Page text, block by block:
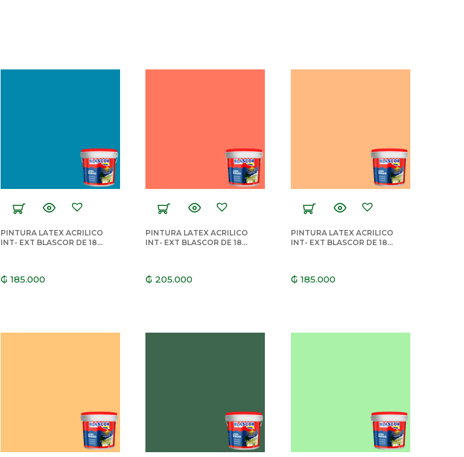
PINTURA LATEX ACRILICO
INT- EXT BLASCOR DE 18
₲ 185.000
PINTURA LATEX ACRILICO
INT- EXT BLASCOR DE 18
₲ 205.000
PINTURA LATEX ACRILICO
INT- EXT BLASCOR DE 18
₲ 185.000